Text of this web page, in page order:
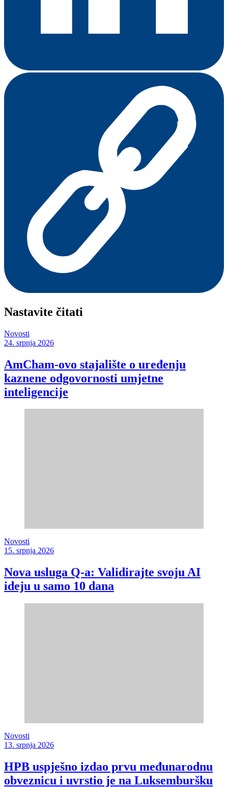
Nastavite čitati
Novosti
24. srpnja 2026
AmCham-ovo stajalište o uređenju
kaznene odgovornosti umjetne
inteligencije
Novosti
15. srpnja 2026
Nova usluga Q-a: Validirajte svoju AI
ideju u samo 10 dana
Novosti
13. srpnja 2026
HPB uspješno izdao prvu međunarodnu
obveznicu i uvrstio je na Luksemburšku